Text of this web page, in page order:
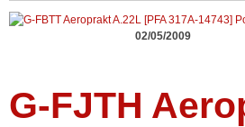
02/05/2009
G-FJTH